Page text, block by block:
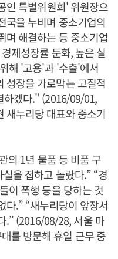
인 특별위원회' 위원장으
국을 누비며 중소기업의
며 해결하는 등 중소기업
제성장률 둔화, 높은 실
해 '고용'과 '수출'에서
성장을 가로막는 고질적
하겠다." (2016/09/01,
새누리당 대표와 중소기
의 1년 물품 등 비품 구
을 접하고 놀랐다.” “경
이 폭행 등을 당하는 것
다.” “새누리당이 앞장서
.” (2016/08/28, 서울 마
를 방문해 휴일 근무 중